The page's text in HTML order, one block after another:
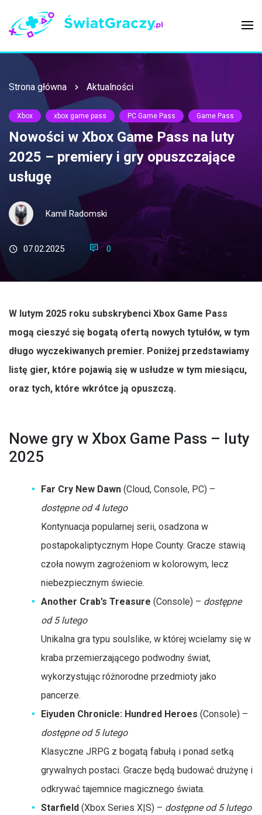
Strona główna Aktualności
Xbox xbox game pass PC Game Pass Game Pass
Nowości w Xbox Game Pass na luty
2025 – premiery i gry opuszczające
usługę
Kamil Radomski
07.02.2025 0
W lutym 2025 roku subskrybenci Xbox Game Pass
mogą cieszyć się bogatą ofertą nowych tytułów, w tym
długo wyczekiwanych premier. Poniżej przedstawiamy
listę gier, które pojawią się w usłudze w tym miesiącu,
oraz tych, które wkrótce ją opuszczą.
Nowe gry w Xbox Game Pass – luty
2025
Far Cry New Dawn (Cloud, Console, PC) –
dostępne od 4 lutego
Kontynuacja popularnej serii, osadzona w
postapokaliptycznym Hope County. Gracze stawią
czoła nowym zagrożeniom w kolorowym, lecz
niebezpiecznym świecie.
Another Crab’s Treasure (Console) – dostępne
od 5 lutego
Unikalna gra typu soulslike, w której wcielamy się w
kraba przemierzającego podwodny świat,
wykorzystując różnorodne przedmioty jako
pancerze.
Eiyuden Chronicle: Hundred Heroes (Console) –
dostępne od 5 lutego
Klasyczne JRPG z bogatą fabułą i ponad setką
grywalnych postaci. Gracze będą budować drużynę i
odkrywać tajemnice magicznego świata.
Starfield (Xbox Series X|S) – dostępne od 5 lutego